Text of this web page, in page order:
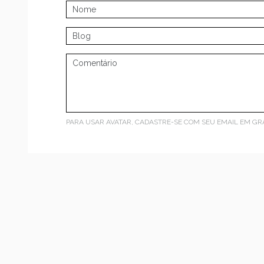
PARA USAR AVATAR, CADASTRE-SE COM SEU EMAIL EM